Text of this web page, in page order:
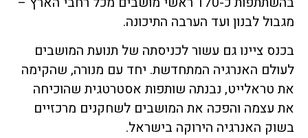
מגבול לבנון ועד הערבה התיכונה.
בכנס ציינו גם עשור לכניסתה של תנועת המושבים
לעולם האנרגיה המתחדשת. יחד עם מנורה, שהקימה
את טראלייט, נבנתה שותפות אסטרטגית שהוכיחה
את עצמה והפכה את המושבים לשחקנים מרכזיים
בשוק האנרגיה הירוקה בישראל.